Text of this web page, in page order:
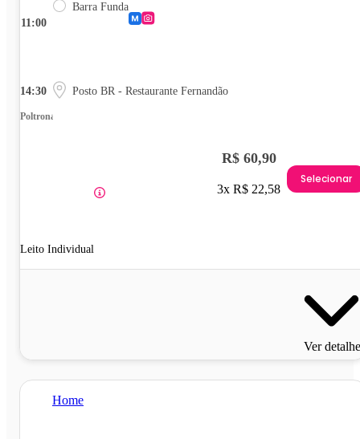
11:00
Barra Funda
14:30 Posto BR - Restaurante Fernandão
Poltrona
Leito Individual
R$ 60,90
3x R$ 22,58
Selecionar
Ver
Home